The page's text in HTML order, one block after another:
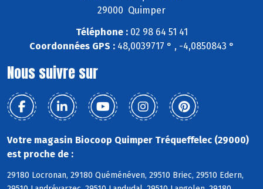
29000 Quimper
Téléphone :02 98 64 51 41
Coordonnées GPS :48,0039717 ° , -4,0850843 °
Nous suivre sur
Votre magasin Biocoop Quimper Tréqueffelec (29000)
est proche de :
29180 Locronan, 29180 Quéménéven, 29510 Briec, 29510 Edern,